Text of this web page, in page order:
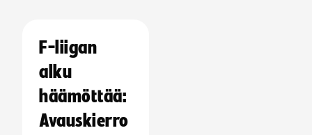
F-liigan
alku
häämöttää:
Avauskierro